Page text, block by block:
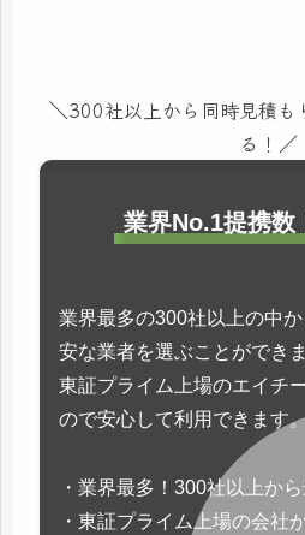
＼300社以上から同時見積も
る！／
業界No.1提携数
業界最多の300社以上の中
安な業者を選ぶことができま
東証プライム上場のエイチ
ので安心して利用できます
・業界最多！300社以上か
・東証プライム上場の会社